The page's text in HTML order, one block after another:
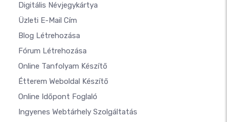
Digitális Névjegykártya
Üzleti E-Mail Cím
Blog Létrehozása
Fórum Létrehozása
Online Tanfolyam Készítő
Étterem Weboldal Készítő
Online Időpont Foglaló
Ingyenes Webtárhely Szolgáltatás